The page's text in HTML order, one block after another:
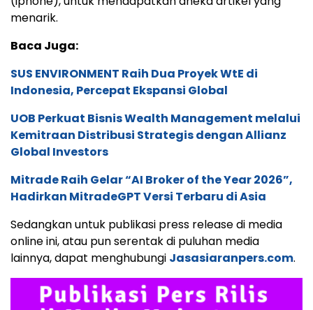
menarik.
Baca Juga:
SUS ENVIRONMENT Raih Dua Proyek WtE di
Indonesia, Percepat Ekspansi Global
UOB Perkuat Bisnis Wealth Management melalui
Kemitraan Distribusi Strategis dengan Allianz
Global Investors
Mitrade Raih Gelar “AI Broker of the Year 2026”,
Hadirkan MitradeGPT Versi Terbaru di Asia
Sedangkan untuk publikasi press release di media
online ini, atau pun serentak di puluhan media
lainnya, dapat menghubungi Jasasiaranpers.com.